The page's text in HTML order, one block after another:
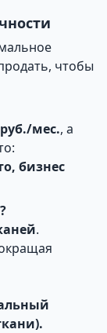
чтобы
мес., а
бизнес
.